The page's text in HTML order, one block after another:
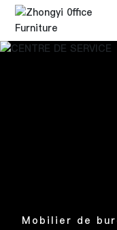
Mobilier de